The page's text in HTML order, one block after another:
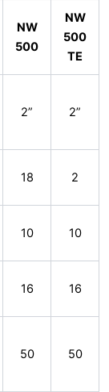
NW
500
NW
500
TE
2” 2”
18 2
10 10
16 16
50 50